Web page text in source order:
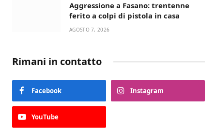
Aggressione a Fasano: trentenne
ferito a colpi di pistola in casa
AGOSTO 7, 2026
Rimani in contatto
Facebook Instagram
YouTube